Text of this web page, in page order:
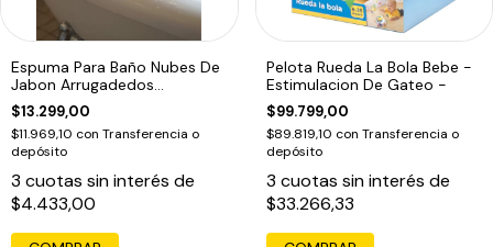
Espuma Para Baño Nubes De
Jabon Arrugadedos
Educando Unico
$13.299,00
$11.969,10 con Transferencia o
depósito
3 cuotas sin interés de
$4.433,00
Pelota Rueda La Bola Bebe -
Estimulacion De Gateo -
$99.799,00
$89.819,10 con Transferencia o
depósito
3 cuotas sin interés de
$33.266,33